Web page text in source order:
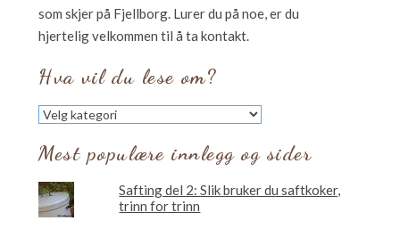
som skjer på Fjellborg. Lurer du på noe, er du
hjertelig velkommen til å ta kontakt.
Hva vil du lese om?
Hva
vil
du
lese
Mest populære innlegg og sider
Safting del 2: Slik bruker du saftkoker,
trinn for trinn